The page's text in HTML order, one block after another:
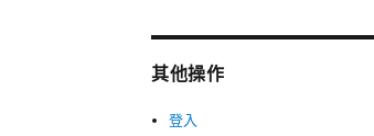
其他操作
登入